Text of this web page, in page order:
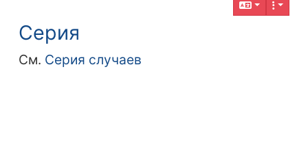
Серия
См. Серия случаев